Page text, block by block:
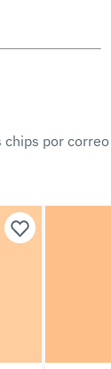
chips por correo